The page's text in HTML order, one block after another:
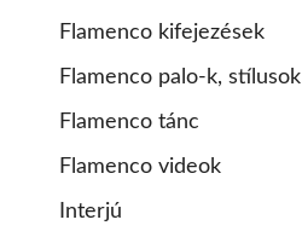
Flamenco kifejezések
Flamenco palo-k, stílusok
Flamenco tánc
Flamenco videok
Interjú